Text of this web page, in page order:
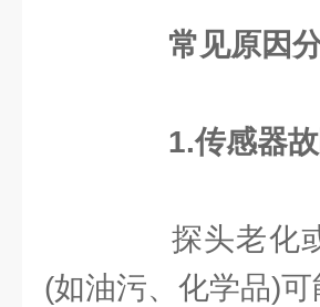
常见原因
1.传感器
探头老化或
(如油污、化学品)